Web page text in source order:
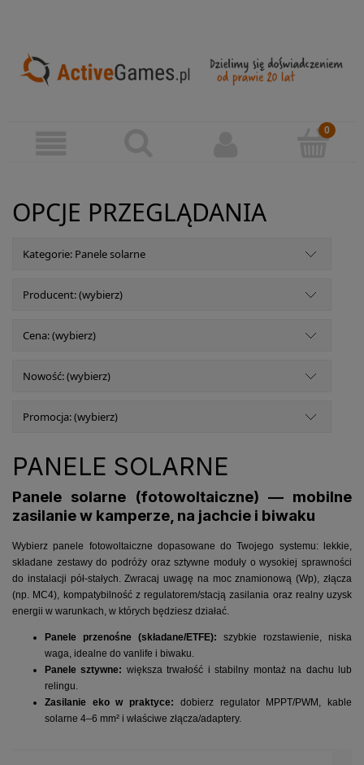
OPCJE PRZEGLĄDANIA
Kategorie: Panele solarne
Producent: (wybierz)
Cena: (wybierz)
Nowość: (wybierz)
Promocja: (wybierz)
PANELE SOLARNE
Panele solarne (fotowoltaiczne) — mobilne
zasilanie w kamperze, na jachcie i biwaku
Wybierz panele fotowoltaiczne dopasowane do Twojego systemu: lekkie,
składane zestawy do podróży oraz sztywne moduły o wysokiej sprawności
do instalacji pół-stałych. Zwracaj uwagę na moc znamionową (Wp), złącza
(np. MC4), kompatybilność z regulatorem/stacją zasilania oraz realny uzysk
energii w warunkach, w których będziesz działać.
Panele przenośne (składane/ETFE): szybkie rozstawienie, niska
waga, idealne do vanlife i biwaku.
Panele sztywne: większa trwałość i stabilny montaż na dachu lub
relingu.
Zasilanie eko w praktyce: dobierz regulator MPPT/PWM, kable
solarne 4–6 mm² i właściwe złącza/adaptery.